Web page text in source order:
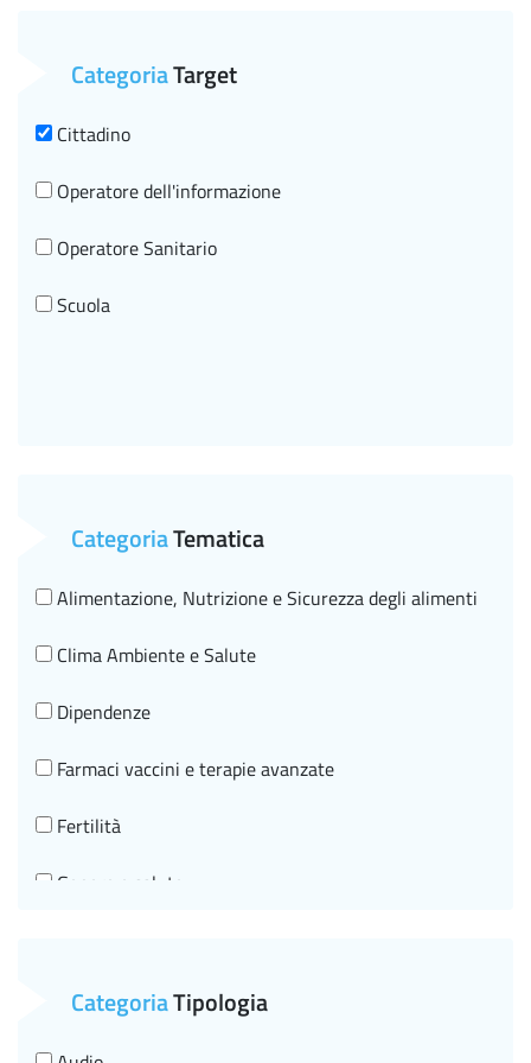
CategoriaTarget
Cittadino
Operatore dell'informazione
Operatore Sanitario
Scuola
CategoriaTematica
Alimentazione, Nutrizione e Sicurezza degli alimenti
Clima Ambiente e Salute
Dipendenze
Farmaci vaccini e terapie avanzate
Fertilità
Genere e salute
Malattie croniche e invecchiamento in salute
Malattie infettive HIV
CategoriaTipologia